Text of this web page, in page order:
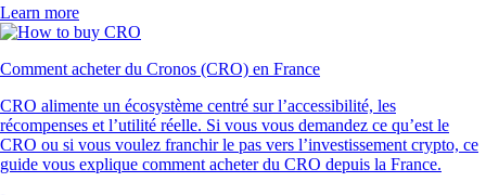
Learn more
Comment acheter du Cronos (CRO) en France
CRO alimente un écosystème centré sur l’accessibilité, les
récompenses et l’utilité réelle. Si vous vous demandez ce qu’est le
CRO ou si vous voulez franchir le pas vers l’investissement crypto, ce
guide vous explique comment acheter du CRO depuis la France.